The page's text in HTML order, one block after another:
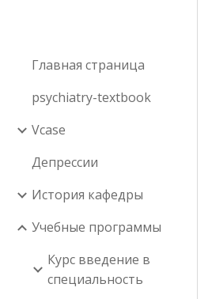
Главная страница
psychiatry-textbook
Vcase
Депрессии
История кафедры
Учебные программы
Курс введение в
специальность